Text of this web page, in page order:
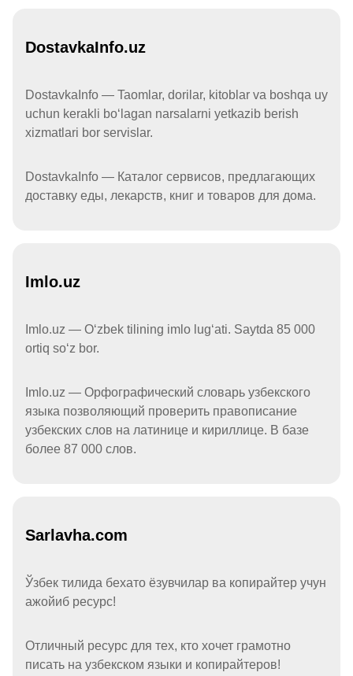
DostavkaInfo.uz
DostavkaInfo — Taomlar, dorilar, kitoblar va boshqa uy
uchun kerakli boʻlagan narsalarni yetkazib berish
xizmatlari bor servislar.
DostavkaInfo — Каталог сервисов, предлагающих
доставку еды, лекарств, книг и товаров для дома.
Imlo.uz
Imlo.uz — Oʻzbek tilining imlo lugʻati. Saytda 85 000
ortiq soʻz bor.
Imlo.uz — Орфографический словарь узбекского
языка позволяющий проверить правописание
узбекских слов на латинице и кириллице. В базе
более 87 000 слов.
Sarlavha.com
Ўзбек тилида бехато ёзувчилар ва копирайтер учун
ажойиб ресурс!
Отличный ресурс для тех, кто хочет грамотно
писать на узбекском языки и копирайтеров!